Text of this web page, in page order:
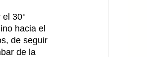
30°
hacia el
de seguir
de la